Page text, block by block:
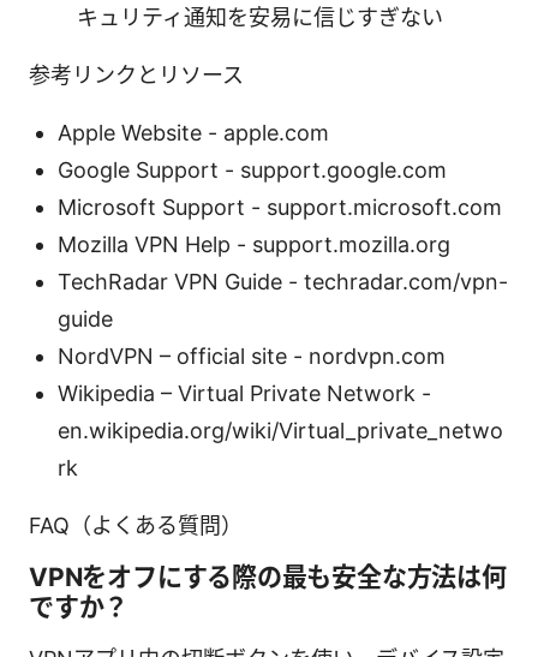
キュリティ通知を安易に信じすぎない
参考リンクとリソース
Apple Website - apple.com
Google Support - support.google.com
Microsoft Support - support.microsoft.com
Mozilla VPN Help - support.mozilla.org
TechRadar VPN Guide - techradar.com/vpn-
guide
NordVPN – official site - nordvpn.com
Wikipedia – Virtual Private Network -
en.wikipedia.org/wiki/Virtual_private_netwo
rk
FAQ（よくある質問）
VPNをオフにする際の最も安全な方法は何
ですか？